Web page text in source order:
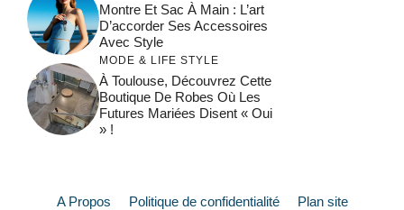
Montre Et Sac À Main : L’art
D’accorder Ses Accessoires
Avec Style
MODE & LIFE STYLE
À Toulouse, Découvrez Cette
Boutique De Robes Où Les
Futures Mariées Disent « Oui
» !
A Propos Politique de confidentialité Plan site